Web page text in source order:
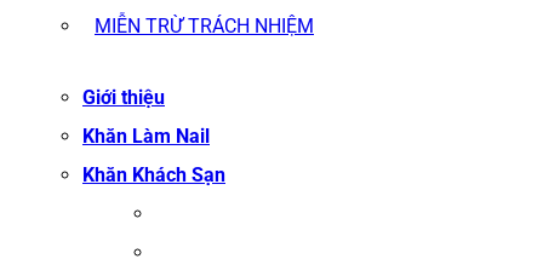
MIỄN TRỪ TRÁCH NHIỆM
Giới thiệu
Khăn Làm Nail
Khăn Khách Sạn